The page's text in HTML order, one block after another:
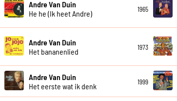
Andre Van Duin
He he (Ik heet Andre)
1965
Andre Van Duin
Het bananenlied
1973
Andre Van Duin
Het eerste wat ik denk
1999